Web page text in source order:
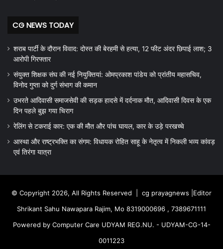
CG NEWS TODAY
शराब पार्टी के दौरान विवाद: दोस्त की बेरहमी से हत्या, 12 फीट अंदर छिपाई लाश; 3
आरोपी गिरफ्तार
संयुक्त शिक्षक संघ की नई नियुक्तियां: ओमप्रकाश पांडेय को प्रांतीय महासचिव,
विनोद गुप्ता को दुर्ग संभाग की कमान
उभरते आदिवासी समाजसेवी की सड़क हादसे में दर्दनाक मौत, आदिवासी दिवस के एक
दिन पहले बुझ गया चिराग
रेलिंग से टकराई कार: एक की मौत और पांच घायल, कार के उड़े परखच्चे
आस्था और राष्ट्रभक्ति का संगम: विधायक रोहित साहू के नेतृत्व में निकली भव्य कांवड़
एवं तिरंगा यात्रा
© Copyright 2026, All Rights Reserved | cg prayagnews |Editor
Shrikant Sahu Nawapara Rajim, Mo 8319000696 , 7389671111
Powered by Computer Care UDYAM REG.NU. - UDYAM-CG-14-
0011223